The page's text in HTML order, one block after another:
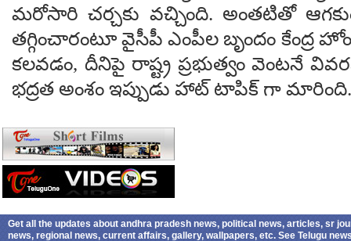
మరోసారి చర్చకు వచ్చింది. అంతటితో
తగ్గించారంటూ వైసీపీ ఎంపీల బృందం కేంద్ర
కలవడం, దీనిపై రాష్ట్ర ప్రభుత్వం వెంటనే
భద్రత అంశం ఇప్పుడు హాట్ టాపిక్ గా మారింది.
Get all the updates about andhra pradesh news, political news, articles, sr
news, regional news, current affairs, gallery, wallpapers, etc. See Telugu